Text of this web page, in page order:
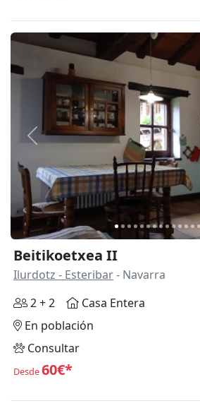
Anterior
Beitikoetxea II
Ilurdotz - Esteribar- Navarra
2 + 2
Casa Entera
En población
Consultar
Desde60€*